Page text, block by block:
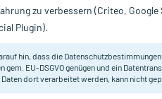
Nur für kurze Zeit:Gratis-
g, 150 g
zu verbessern (Criteo,
Plugin).
hin, dass die
gem. EU-DSGVO genügen und ein
Daten dort verarbeitet werden, kann nicht